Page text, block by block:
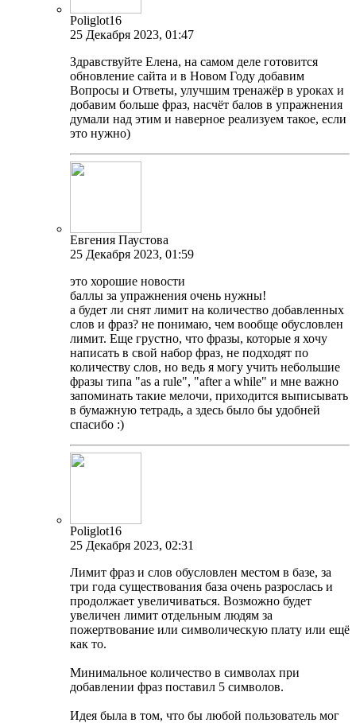
Poliglot16
25 Декабря 2023, 01:47
Здравствуйте Елена, на самом деле готовится
обновление сайта и в Новом Году добавим
Вопросы и Ответы, улучшим тренажёр в уроках и
добавим больше фраз, насчёт балов в упражнения
думали над этим и наверное реализуем такое, если
это нужно)
Евгения Паустова
25 Декабря 2023, 01:59
это хорошие новости
баллы за упражнения очень нужны!
а будет ли снят лимит на количество добавленных
слов и фраз? не понимаю, чем вообще обусловлен
лимит. Еще грустно, что фразы, которые я хочу
написать в свой набор фраз, не подходят по
количеству слов, но ведь я могу учить небольшие
фразы типа "as a rule", "after a while" и мне важно
запоминать такие мелочи, приходится выписывать
в бумажную тетрадь, а здесь было бы удобней
спасибо :)
Poliglot16
25 Декабря 2023, 02:31
Лимит фраз и слов обусловлен местом в базе, за
три года существования база очень разрослась и
продолжает увеличиваться. Возможно будет
увеличен лимит отдельным людям за
пожертвование или символическую плату или ещё
как то.
Минимальное количество в символах при
добавлении фраз поставил 5 символов.
Идея была в том, что бы любой пользователь мог